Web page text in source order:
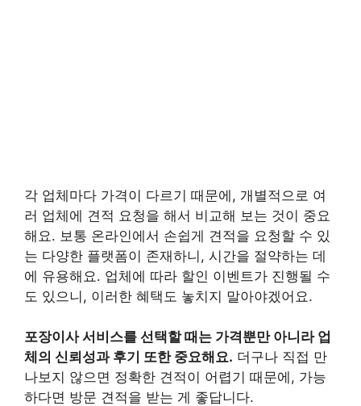
각 업체마다 가격이 다르기 때문에, 개별적으로 여
러 업체에 견적 요청을 해서 비교해 보는 것이 중요
해요. 보통 온라인에서 손쉽게 견적을 요청할 수 있
는 다양한 플랫폼이 존재하니, 시간을 절약하는 데
에 유용해요. 업체에 따라 할인 이벤트가 진행될 수
도 있으니, 이러한 혜택도 놓치지 말아야겠어요.
포장이사 서비스를 선택할 때는 가격뿐만 아니라 업
체의 신뢰성과 후기 또한 중요해요. 더구나 직접 만
나보지 않으면 정확한 견적이 어렵기 때문에, 가능
하다면 방문 견적을 받는 게 좋답니다.